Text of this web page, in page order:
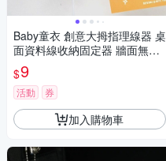
Baby童衣 創意大拇指理線器 桌
面資料線收納固定器 牆面無痕
免打孔手指集線器 11823
$9
活動 券
加入購物車